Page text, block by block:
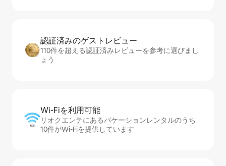
認証済みのゲ⁠ス⁠ト⁠レ⁠ビ⁠ュ⁠ー
110件を超える認証済みレビューを参考に選びまし
ょう
Wi-Fiを利⁠用⁠可⁠能
リオクエンテにあるバケーションレンタルのうち
10件がWi-Fiを提供しています